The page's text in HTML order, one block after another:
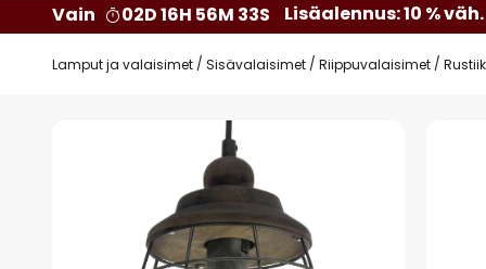
Vain 02D 16H 56M 33S Lisäalennus: 10 %
Lamput ja valaisimet Sisävalaisimet Riippuvalaisimet